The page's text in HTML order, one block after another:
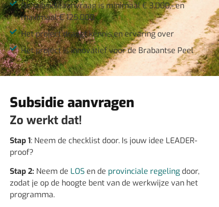
De subsidieaanvraag is minimaal € 3.000,- en
maximaal € 125.000
Het project draagt kennis en ervaring over
Het project is innovatief voor de Brabantse Peel
Subsidie aanvragen
Zo werkt dat!
Stap 1: Neem de checklist door. Is jouw idee LEADER-
proof?
Stap 2: Neem de LOS en de provinciale regeling door,
zodat je op de hoogte bent van de werkwijze van het
programma.